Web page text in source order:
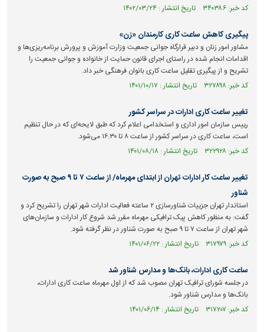
کد خبر: ۳۴۰۳۸۶ تاریخ انتشار : ۱۴۰۲/۰۳/۲۴
پیگیری کاهش ساعت کاری کارمندان «زن»
مشاور امور زنان و دبیر قرارگاه جوانی جمعیت وزارت آموزش و پرورش برنامه‌ریزی‌ها و
اقدامات انجام شده در راستای اجرای قانون حمایت از خانواده و جوانی جمعیت را
تشریح و از پیگیری تقلیل ساعت کاری بانوان فرهنگی خبر داد.
کد خبر: ۳۲۷۸۹۸ تاریخ انتشار : ۱۴۰۱/۱۰/۱۷
تغییر ساعت کاری ادارات در سراسر کشور
رییس سازمان امور اداری و استخدامی اعلام کرد که طبق لایحه‌ای که در حال تنظیم
است، ساعت کاری در سراسر کشور از ساعت ۸ تا ۱۶:۳۰ می‌شود.
کد خبر: ۳۲۲۹۲۸ تاریخ انتشار : ۱۴۰۱/۰۸/۱۸
تغییر ساعت کار ادارات تهران از ابتدای مهرماه/ از ساعت ۷ تا ۹ صبح به صورت
شناور
استاندار تهران جزییات شناورسازی ۲ ساعته فعالیت ادارات شهر تهران را تشریح کرد و
گفت: به منظور کاهش پیک ترافیکی مهرماه مقرر شد شروع کار ادارات و سازمان‌های
شهر تهران از ساعت ۷ تا ۹ صبح به صورت شناور در نظر گرفته شود.
کد خبر: ۳۱۷۹۷۹ تاریخ انتشار : ۱۴۰۱/۰۶/۲۲
ساعت کاری ادارات، بانک‌ها و مدارس شناور شد
در جلسه شورای ترافیک تهران مصوب شد که از اول مهرماه ساعت کاری ادارات،
بانک‌ها و مدارس شناور شود.
کد خبر: ۳۱۷۲۰۷ تاریخ انتشار : ۱۴۰۱/۰۶/۱۴